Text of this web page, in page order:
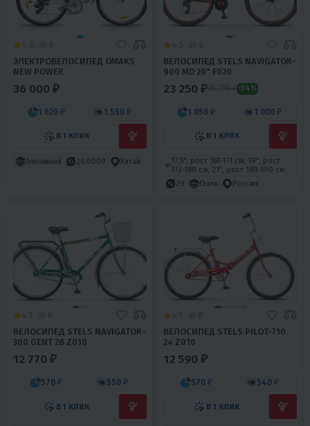
ЭЛЕКТРОВЕЛОСИПЕД OMAKS
NEW POWER
36 000 ₽
1 620 ₽ 1 550 ₽
В 1 КЛИК
Алюминий 26.0000 Китай
ВЕЛОСИПЕД STELS NAVIGATOR-
900 MD 29" F020
23 250 ₽35 230 ₽ -34%
1 050 ₽ 1 000 ₽
В 1 КЛИК
17,5", рост 161-171 см, 19", рост
172-180 см, 21", рост 180-190 см
29
Сталь Россия
ВЕЛОСИПЕД STELS NAVIGATOR-
300 GENT 28 Z010
12 770 ₽
570 ₽ 550 ₽
В 1 КЛИК
ВЕЛОСИПЕД STELS PILOT-710
24 Z010
12 590 ₽
570 ₽ 540 ₽
В 1 КЛИК